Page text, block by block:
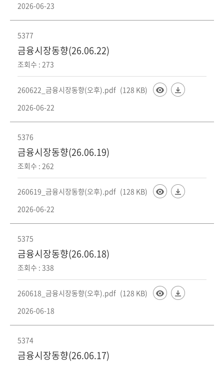
2026-06-23
5377
금융시장동향(26.06.22)
조회수 : 273
260622_금융시장동향(오후).pdf (128 KB)
2026-06-22
5376
금융시장동향(26.06.19)
조회수 : 262
260619_금융시장동향(오후).pdf (128 KB)
2026-06-22
5375
금융시장동향(26.06.18)
조회수 : 338
260618_금융시장동향(오후).pdf (128 KB)
2026-06-18
5374
금융시장동향(26.06.17)